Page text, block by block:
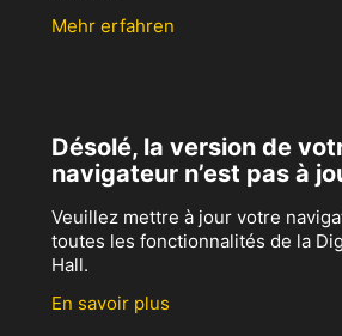
Mehr erfahren
Désolé, la version de
navigateur n’est pas à
Veuillez mettre à jour votre
toutes les fonctionnalités de la
Hall.
En savoir plus